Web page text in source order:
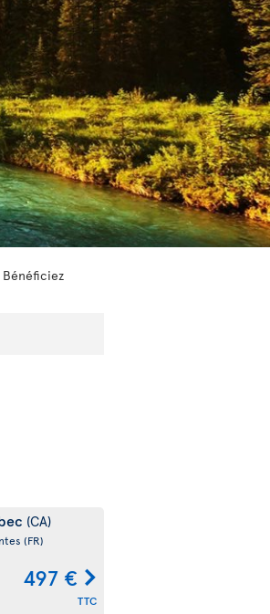
(CA)
(FR)
497 €
TTC